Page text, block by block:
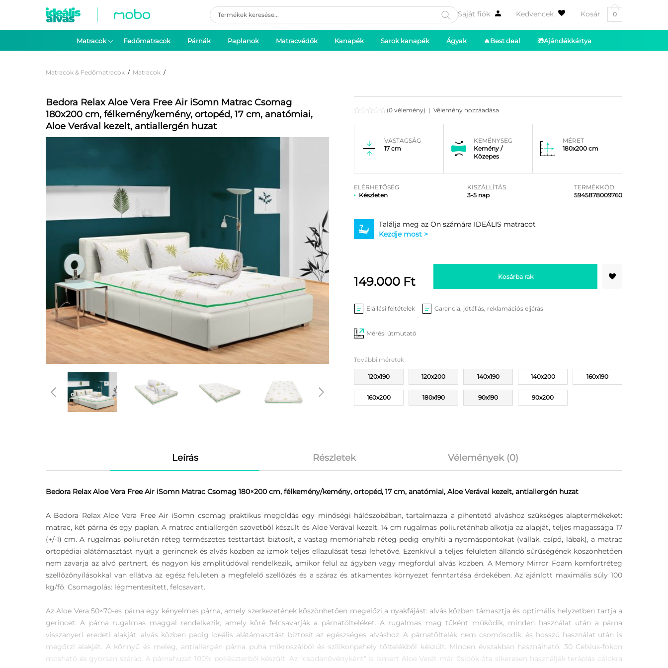
Products
search Saját fiók Kedvencek Kosár 0
Matracok Fedőmatracok Párnák Paplanok Matracvédők Kanapék Sarok kanapék Ágyak 🔥Best deal 🎁Ajándékkártya
Matracok & Fedőmatracok / Matracok /
Bedora Relax Aloe Vera Free Air iSomn Matrac Csomag
180x200 cm, félkemény/kemény, ortopéd, 17 cm, anatómiai,
Aloe Verával kezelt, antiallergén huzat
(0 vélemény) | Vélemény hozzáadása
VASTAGSÁG
17 cm
KEMÉNYSEG
Kemény /
Közepes
MÉRET
180x200 cm
ELÉRHETŐSÉG
Készleten
KISZÁLLÍTÁS
3-5 nap
TERMÉKKÓD
5945878009760
Találja meg az Ön számára IDEÁLIS matracot
Kezdje most >
149.000 Ft Kosárba rak
Elállási feltételek Garancia, jótállás, reklamációs eljárás
Mérési útmutató
További méretek
120x190 120x200 140x190 140x200 160x190
160x200 180x190 90x190 90x200
Leírás Részletek Vélemények (0)
Bedora Relax Aloe Vera Free Air iSomn Matrac Csomag 180×200 cm, félkemény/kemény, ortopéd, 17 cm, anatómiai, Aloe Verával kezelt, antiallergén huzat
A Bedora Relax Aloe Vera Free Air iSomn csomag praktikus megoldás egy minőségi hálószobában, tartalmazza a pihentető alváshoz szükséges alaptermékeket:
matrac, két párna és egy paplan. A matrac antiallergén szövetből készült és Aloe Verával kezelt, 14 cm rugalmas poliuretánhab alkotja az alapját, teljes magassága 17
(+/-1) cm. A rugalmas poliuretán réteg természetes testtartást biztosít, a vastag memóriahab réteg pedig enyhíti a nyomáspontokat (vállak, csípő, lábak), a matrac
ortopédiai alátámasztást nyújt a gerincnek és alvás közben az izmok teljes ellazulását teszi lehetővé. Ezenkívül a teljes felületen állandó sűrűségének köszönhetően
nem zavarja az alvó partnert, és nagyon kis amplitúdóval rendelkezik, amikor felül az ágyban vagy megfordul alvás közben. A Memory Mirror Foam komfortréteg
szellőzőnyílásokkal van ellátva az egész felületen a megfelelő szellőzés és a száraz és atkamentes környezet fenntartása érdekében. Az ajánlott maximális súly 100
kg/fő. Csomagolás: légmentesített, felcsavart.
Az Aloe Vera 50×70-es párna egy kényelmes párna, amely szerkezetének köszönhetően megelőzi a nyakfájást: alvás közben támasztja és optimális helyzetben tartja a
gerincet. A párna rugalmas maggal rendelkezik, amely köré felcsavarják a párnatölteléket. A rugalmas mag tűként működik, minden használat után a párna
visszanyeri eredeti alakját, alvás közben pedig ideális alátámasztást biztosít az egészséges alváshoz. A párnatöltelék nem csomósodik, és hosszú használat után is
megőrzi alakját. A könnyű és meleg, antiallergén párna puha mikroszálból és szilikonpehely töltelékből készült. Minden évszakban használható, 30 Celsius-fokon
mosható és gyorsan szárad. A párnahuzat 100% poliészterből készült. Az “csodanövényként” is ismert Aloe Verát már ősidők óta sikeresen használják terápiás célokra